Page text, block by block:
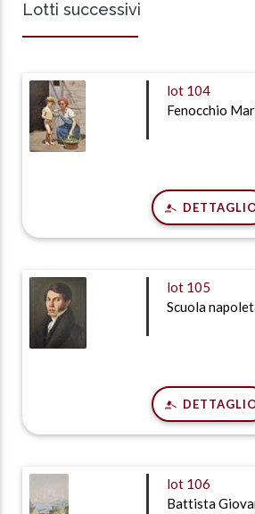
Lotti successivi
lot 104
Fenocchio
lot 105
Scuola
lot 106
Battista